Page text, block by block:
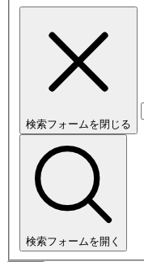
検索フォームを閉じる
検索フォームを開く